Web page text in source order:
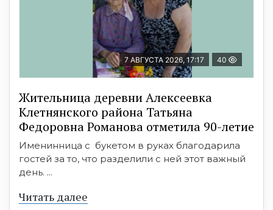
7 АВГУСТА 2026, 17:17 40
Жительница деревни Алексеевка
Клетнянского района Татьяна
Федоровна Романова отметила 90-летие
Именинница с букетом в руках благодарила
гостей за то, что разделили с ней этот важный
день. ...
Читать далее